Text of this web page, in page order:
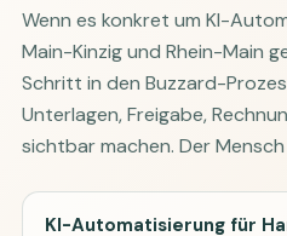
Wenn es konkret um KI-
Main-Kinzig und Rhein-Main
Schritt in den Buzzard-
Unterlagen, Freigabe,
sichtbar machen. Der
KI-Automatisierung für